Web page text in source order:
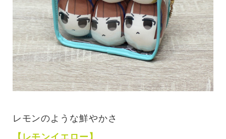
レモンのような鮮やかさ